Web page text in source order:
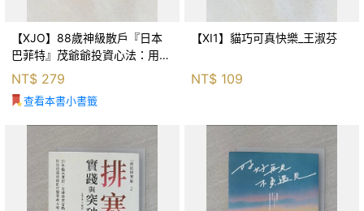
【XJO】88歲神級散戶『日本
巴菲特』茂爺爺投資心法：用
「126法則」滾出18億円資產的
69年股海交易術_藤本茂, 賴惠
鈴
NT$ 279
查看本書小書籤
【XI1】貓巧可真快樂_王淑芬
NT$ 109